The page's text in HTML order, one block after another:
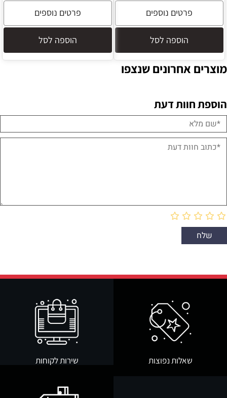
פרטים נוספים
הוספה לסל
פרטים נוספים
הוספה לסל
מוצרים אחרונים שנצפו
הוספת חוות דעת
שאלות נפוצות שירות לקוחות